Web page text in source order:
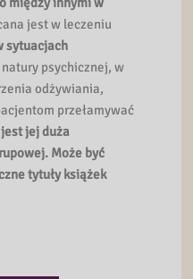
jest w leczeniu
sytuacjach
psychicznej, w
odżywiania,
przełamywać
jej duża
Może być
tytuły książek